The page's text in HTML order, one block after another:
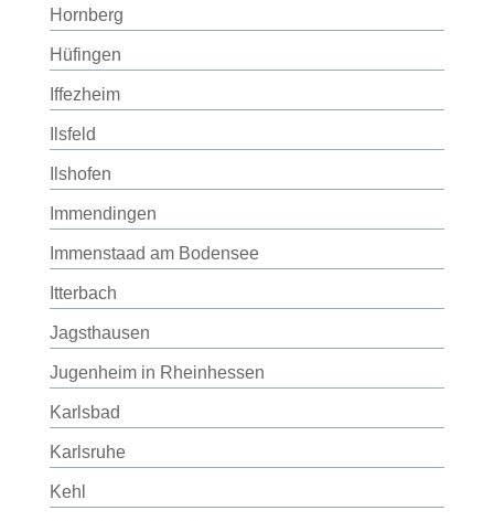
Hornberg
Hüfingen
Iffezheim
Ilsfeld
Ilshofen
Immendingen
Immenstaad am Bodensee
Itterbach
Jagsthausen
Jugenheim in Rheinhessen
Karlsbad
Karlsruhe
Kehl